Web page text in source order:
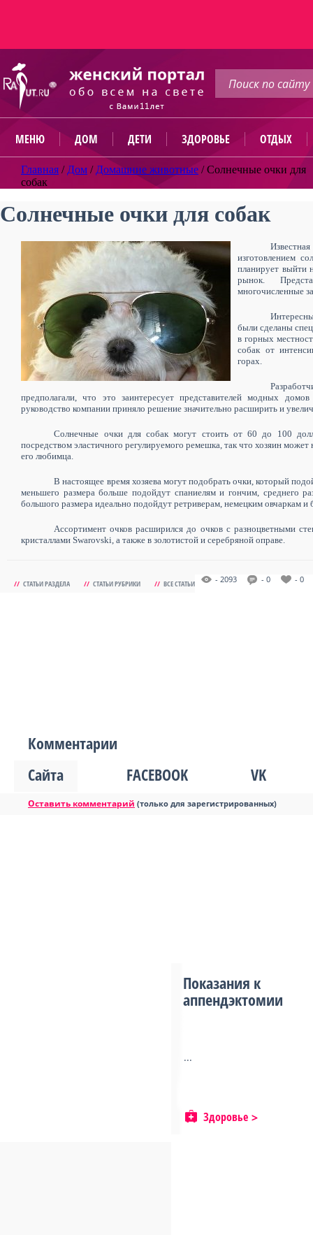
МЕНЮ ДОМ ДЕТИ ЗДОРОВЬЕ ОТДЫХ
Главная / Дом / Домашние животные /Солнечные очки для
собак
Солнечные очки для собак
изготовлением
планирует выйти
рынок.
многочисленные
были сделаны
в горных
собак от
горах.
предполагали, что это заинтересует представителей модных
руководство компании приняло решение значительно расширить и
Солнечные очки для собак могут стоить от 60 до 100
посредством эластичного регулируемого ремешка, так что хозяин может
его любимца.
В настоящее время хозяева могут подобрать очки, который
меньшего размера больше подойдут спаниелям и гончим, среднего
большого размера идеально подойдут ретриверам, немецким овчаркам и
Ассортимент очков расширился до очков с разноцветными
кристаллами Swarovski, а также в золотистой и серебряной оправе.
// СТАТЬИ РАЗДЕЛА // СТАТЬИ РУБРИКИ // ВСЕ СТАТЬИ - 2093 - 0 - 0
Комментарии
Сайта
FACEBOOK VK
Оставить комментарий (только для зарегистрированных)
Показания к
аппендэктомии
...
Здоровье